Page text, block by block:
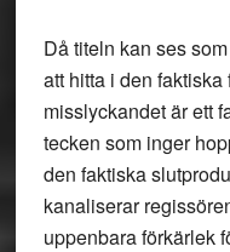
Då titeln kan ses
att hitta i den
misslyckandet är ett
tecken som inger
den faktiska
kanaliserar
uppenbara förkärlek